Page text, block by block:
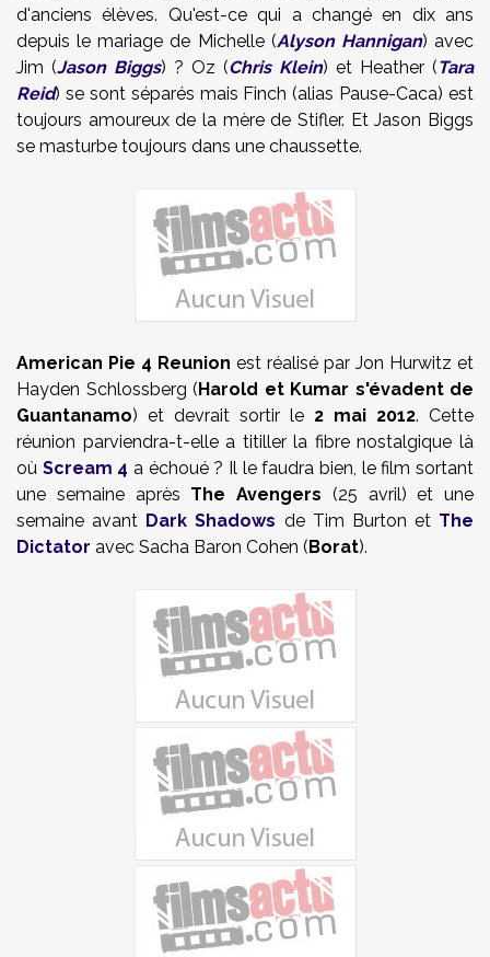
d'anciens élèves. Qu'est-ce qui a changé en dix ans
depuis le mariage de Michelle (Alyson Hannigan) avec
Jim (Jason Biggs) ? Oz (Chris Klein) et Heather (Tara
Reid) se sont séparés mais Finch (alias Pause-Caca) est
toujours amoureux de la mère de Stifler. Et Jason Biggs
se masturbe toujours dans une chaussette.
American Pie 4 Reunion est réalisé par Jon Hurwitz et
Hayden Schlossberg (Harold et Kumar s'évadent de
Guantanamo) et devrait sortir le 2 mai 2012. Cette
réunion parviendra-t-elle a titiller la fibre nostalgique là
où Scream 4 a échoué ? Il le faudra bien, le film sortant
une semaine après The Avengers (25 avril) et une
semaine avant Dark Shadows de Tim Burton et The
Dictator avec Sacha Baron Cohen (Borat).